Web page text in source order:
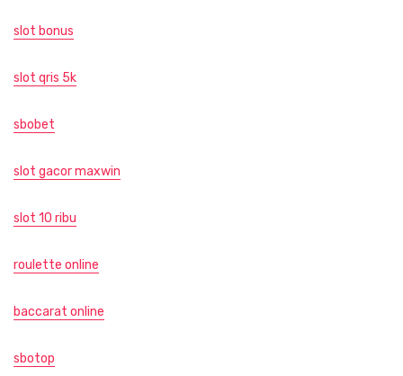
slot bonus
slot qris 5k
sbobet
slot gacor maxwin
slot 10 ribu
roulette online
baccarat online
sbotop